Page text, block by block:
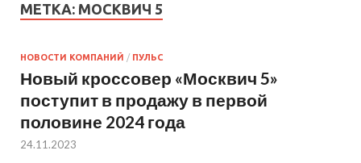
МЕТКА: МОСКВИЧ 5
НОВОСТИ КОМПАНИЙ / ПУЛЬС
Новый кроссовер «Москвич 5»
поступит в продажу в первой
половине 2024 года
24.11.2023